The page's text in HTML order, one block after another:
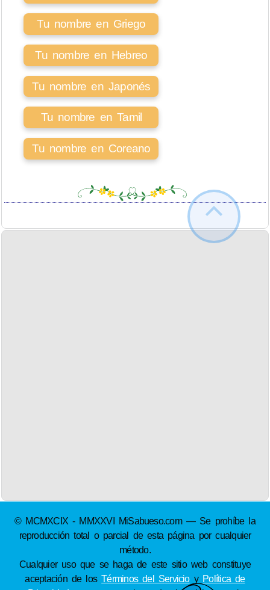
Tu nombre en Griego
Tu nombre en Hebreo
Tu nombre en Japonés
Tu nombre en Tamil
Tu nombre en Coreano
© MCMXCIX - MMXXVI MiSabueso.com — Se prohíbe la
reproducción total o parcial de esta página por cualquier
método.
Cualquier uso que se haga de este sitio web constituye
aceptación de losTérminos del Servicioy Política de